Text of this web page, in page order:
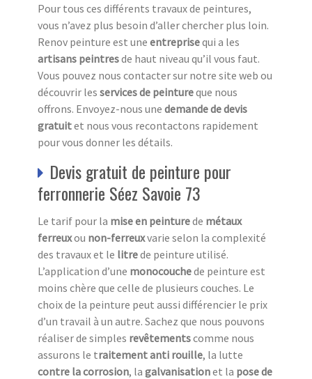
Pour tous ces différents travaux de peintures,
vous n’avez plus besoin d’aller chercher plus loin.
Renov peinture est une entreprisequi a les
artisans peintresde haut niveau qu’il vous faut.
Vous pouvez nous contacter sur notre site web ou
découvrir les services de peintureque nous
offrons. Envoyez-nous une demande de devis
gratuitet nous vous recontactons rapidement
pour vous donner les détails.
Devis gratuit de peinture pour
ferronnerie Séez Savoie 73
Le tarif pour la mise en peinturede métaux
ferreuxou non-ferreuxvarie selon la complexité
des travaux et le litrede peinture utilisé.
L’application d’une monocouchede peinture est
moins chère que celle de plusieurs couches. Le
choix de la peinture peut aussi différencier le prix
d’un travail à un autre. Sachez que nous pouvons
réaliser de simples revêtementscomme nous
assurons le traitement anti rouille, la lutte
contre la corrosion, la galvanisationet la pose de